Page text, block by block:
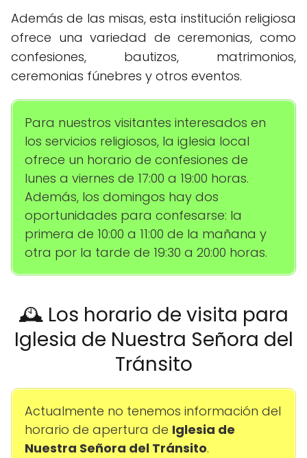
Además de las misas, esta institución religiosa
ofrece una variedad de ceremonias, como
confesiones, bautizos, matrimonios,
ceremonias fúnebres y otros eventos.
Para nuestros visitantes interesados en
los servicios religiosos, la iglesia local
ofrece un horario de confesiones de
lunes a viernes de 17:00 a 19:00 horas.
Además, los domingos hay dos
oportunidades para confesarse: la
primera de 10:00 a 11:00 de la mañana y
otra por la tarde de 19:30 a 20:00 horas.
🕰️ Los horario de visita para
Iglesia de Nuestra Señora del
Tránsito
Actualmente no tenemos información del
horario de apertura de Iglesia de
Nuestra Señora del Tránsito.